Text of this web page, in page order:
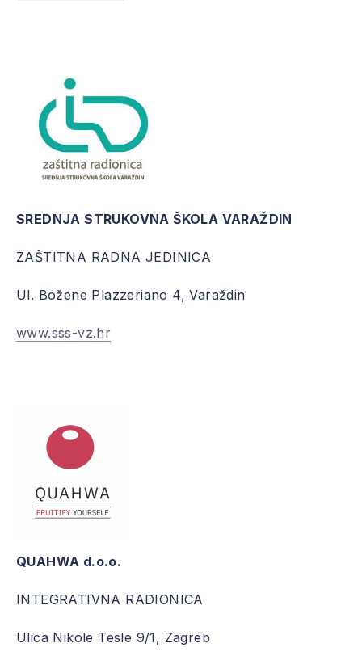
SREDNJA STRUKOVNA ŠKOLA VARAŽDIN
ZAŠTITNA RADNA JEDINICA
Ul. Božene Plazzeriano 4, Varaždin
www.sss-vz.hr
QUAHWA d.o.o.
INTEGRATIVNA RADIONICA
Ulica Nikole Tesle 9/1, Zagreb